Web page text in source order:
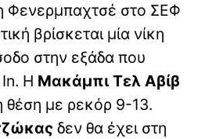
Φενερμπαχτσέ στο ΣΕΦ
βρίσκεται μία νίκη
στην εξάδα που
H Μακάμπι Τελ Αβίβ
θέση με ρεκόρ 9-13.
δεν θα έχει στη